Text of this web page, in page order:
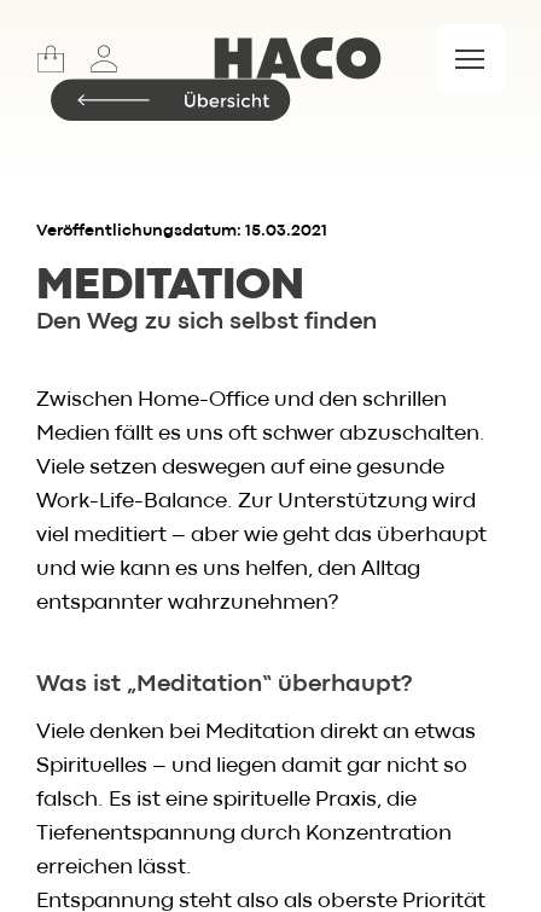
Lifestyle
Meet & Eat
Insider.BLOG
Restaurant
Wochenkarte
Skylounge
Skylounge
Gutscheine
Vorbestell­service
Newsletter
Anmeldung
HACO App
Veröffentlichungsdatum: 15.03.2021
MEDITATION
Den Weg zu sich selbst finden
Zwischen Home-Office und den schrillen
Medien fällt es uns oft schwer abzuschalten.
Viele setzen deswegen auf eine gesunde
Work-Life-Balance. Zur Unterstützung wird
viel meditiert – aber wie geht das überhaupt
und wie kann es uns helfen, den Alltag
entspannter wahrzunehmen?
Was ist „Meditation“ überhaupt?
Viele denken bei Meditation direkt an etwas
Spirituelles – und liegen damit gar nicht so
falsch. Es ist eine spirituelle Praxis, die
Tiefenentspannung durch Konzentration
erreichen lässt.
Entspannung steht also als oberste Priorität